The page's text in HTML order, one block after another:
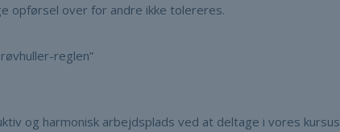
opførsel over for andre ikke tolereres.
reglen”
og harmonisk arbejdsplads ved at deltage i vores kursus